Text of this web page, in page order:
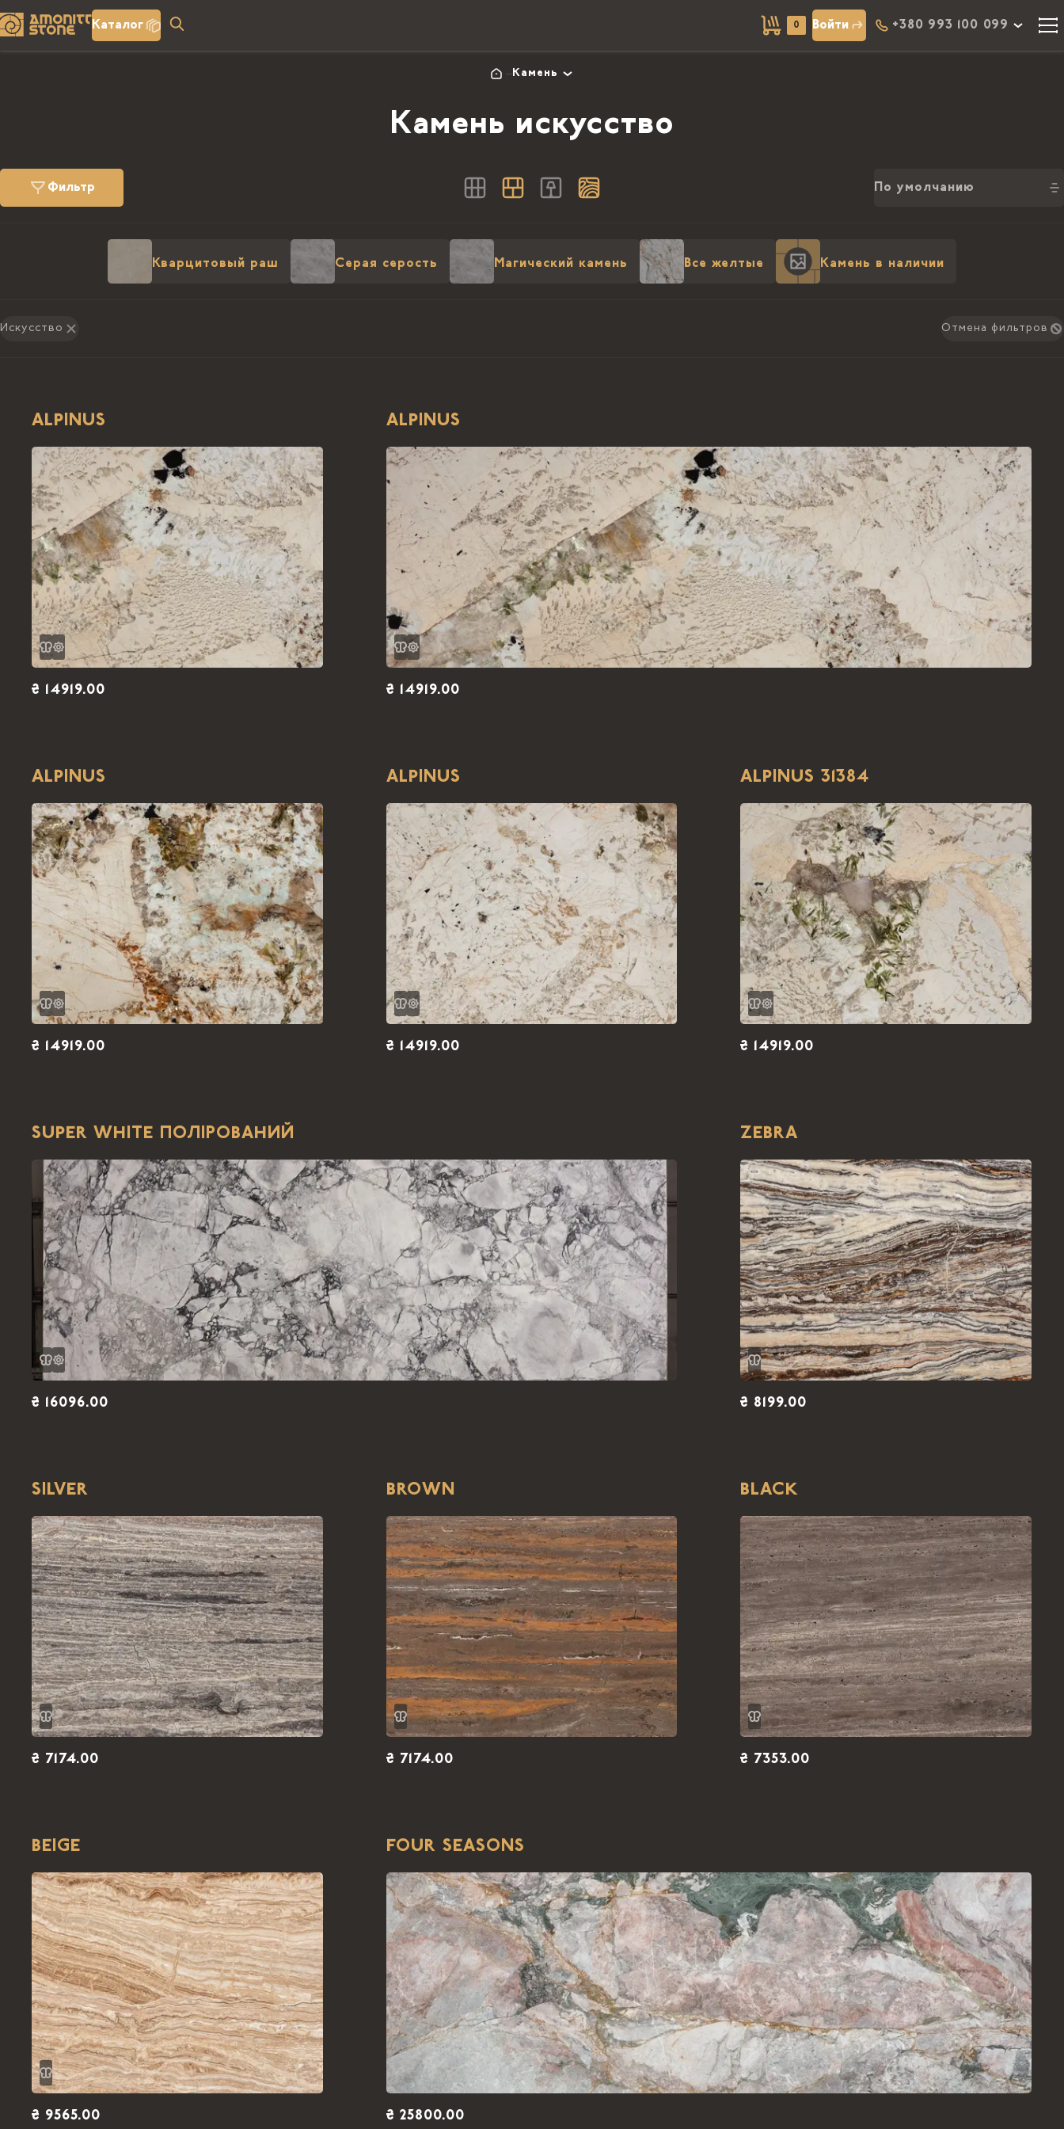
Каталог 0 Войти +380 993 100 099
Камень
Камень искусство
Фильтр По умолчанию
Кварцитовый раш Серая серость Магический камень Все желтые Камень в наличии
Искусство Отмена фильтров
ALPINUS
₴ 14919.00
ALPINUS
₴ 14919.00
ALPINUS
₴ 14919.00
ALPINUS
₴ 14919.00
ALPINUS 31384
₴ 14919.00
SUPER WHITE ПОЛІРОВАНИЙ
₴ 16096.00
ZEBRA
₴ 8199.00
SILVER
₴ 7174.00
BROWN
₴ 7174.00
BLACK
₴ 7353.00
BEIGE
₴ 9565.00
FOUR SEASONS
₴ 25800.00